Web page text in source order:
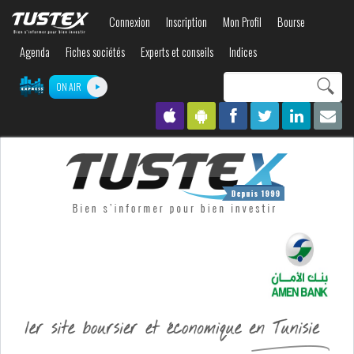
contenu
Connexion Inscription Mon Profil
Bourse
Agenda
Fiches sociétés Experts et conseils Indices
ON AIR
recherche